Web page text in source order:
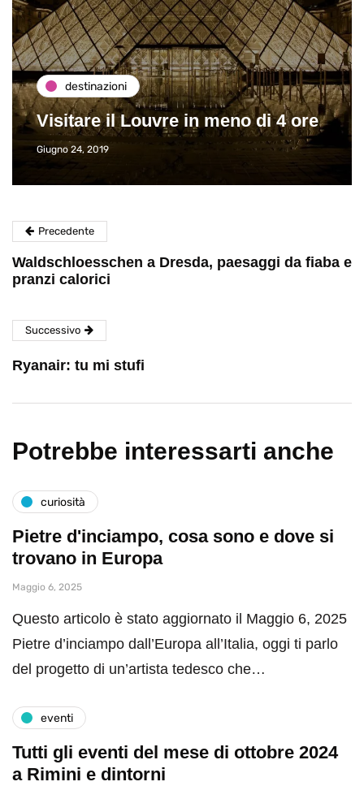
destinazioni
Visitare il Louvre in meno di 4 ore
Giugno 24, 2019
Precedente
Waldschloesschen a Dresda, paesaggi da fiaba e
pranzi calorici
Successivo
Ryanair: tu mi stufi
Potrebbe interessarti anche
curiosità
Pietre d'inciampo, cosa sono e dove si
trovano in Europa
Maggio 6, 2025
Questo articolo è stato aggiornato il Maggio 6, 2025
Pietre d’inciampo dall’Europa all’Italia, oggi ti parlo
del progetto di un’artista tedesco che…
eventi
Tutti gli eventi del mese di ottobre 2024
a Rimini e dintorni